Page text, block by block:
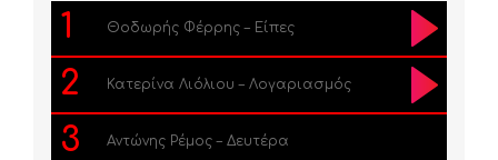
1 Θοδωρής Φέρρης – Είπες
2 Κατερίνα Λιόλιου – Λογαριασμός
3 Αντώνης Ρέμος – Δευτέρα